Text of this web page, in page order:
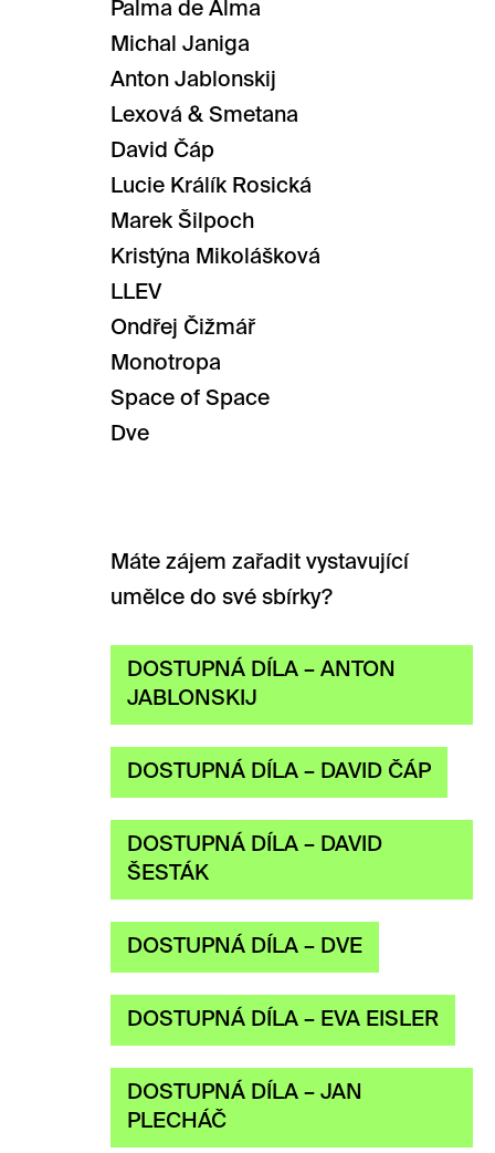
Palma de Alma
Michal Janiga
Anton Jablonskij
Lexová & Smetana
David Čáp
Lucie Králík Rosická
Marek Šilpoch
Kristýna Mikolášková
LLEV
Ondřej Čižmář
Monotropa
Space of Space
Dve
Máte zájem zařadit vystavující
umělce do své sbírky?
DOSTUPNÁ DÍLA – ANTON
JABLONSKIJ
DOSTUPNÁ DÍLA – DAVID ČÁP
DOSTUPNÁ DÍLA – DAVID
ŠESTÁK
DOSTUPNÁ DÍLA – DVE
DOSTUPNÁ DÍLA – EVA EISLER
DOSTUPNÁ DÍLA – JAN
PLECHÁČ